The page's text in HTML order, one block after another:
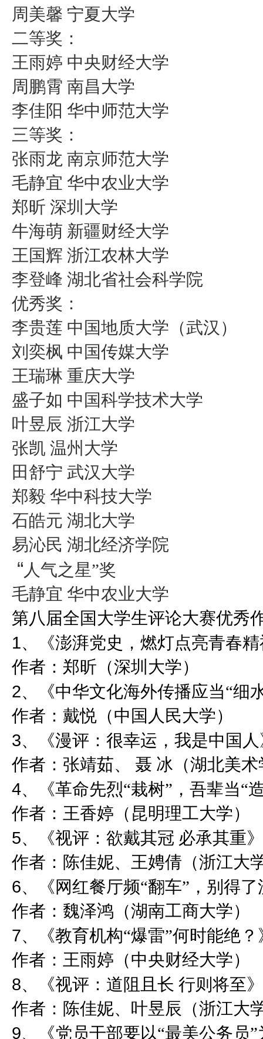
周美馨 宁夏大学
二等奖：
王雨婷 中央财经大学
周鹏霄 南昌大学
李佳阳 华中师范大学
三等奖：
张雨龙 南京师范大学
毛静宜 华中农业大学
郑昕 深圳大学
牛海萌 新疆财经大学
王国辉 浙江农林大学
李登峰 湖北省社会科学院
优秀奖：
李贵莲 中国地质大学（武汉）
刘奕枫 中国传媒大学
王瑞琳 重庆大学
盛子如 中国科学技术大学
叶昱辰 浙江大学
张凯 温州大学
田舒宁 武汉大学
郑毅 华中科技大学
石皓元 湖北大学
易沁民 湖北经济学院
“ 人气之星”奖
毛静宜 华中农业大学
第八届全国大学生评论大赛优秀
1、《澎湃党史，燃灯点亮青春
作者：郑昕（深圳大学）
2、《中华文化海外传播应当“细
作者：戴悦（中国人民大学）
3、《漫评：很幸运，我是中国
作者：张靖茹、 聂 冰（湖北美
4、《革命先烈“栽树”，吾辈当“
作者：王香婷（昆明理工大学）
5、《视评：欲戴其冠 必承其重》
作者：陈佳妮、王娉倩（浙江大
6、《网红餐厅频“翻车”，别得
作者：魏泽鸿（湖南工商大学）
7、《教育机构“爆雷”何时能绝？
作者：王雨婷（中央财经大学）
8、《视评：道阻且长 行则将至》
作者：陈佳妮、叶昱辰（浙江大
9、《党员干部要以“最美公务员